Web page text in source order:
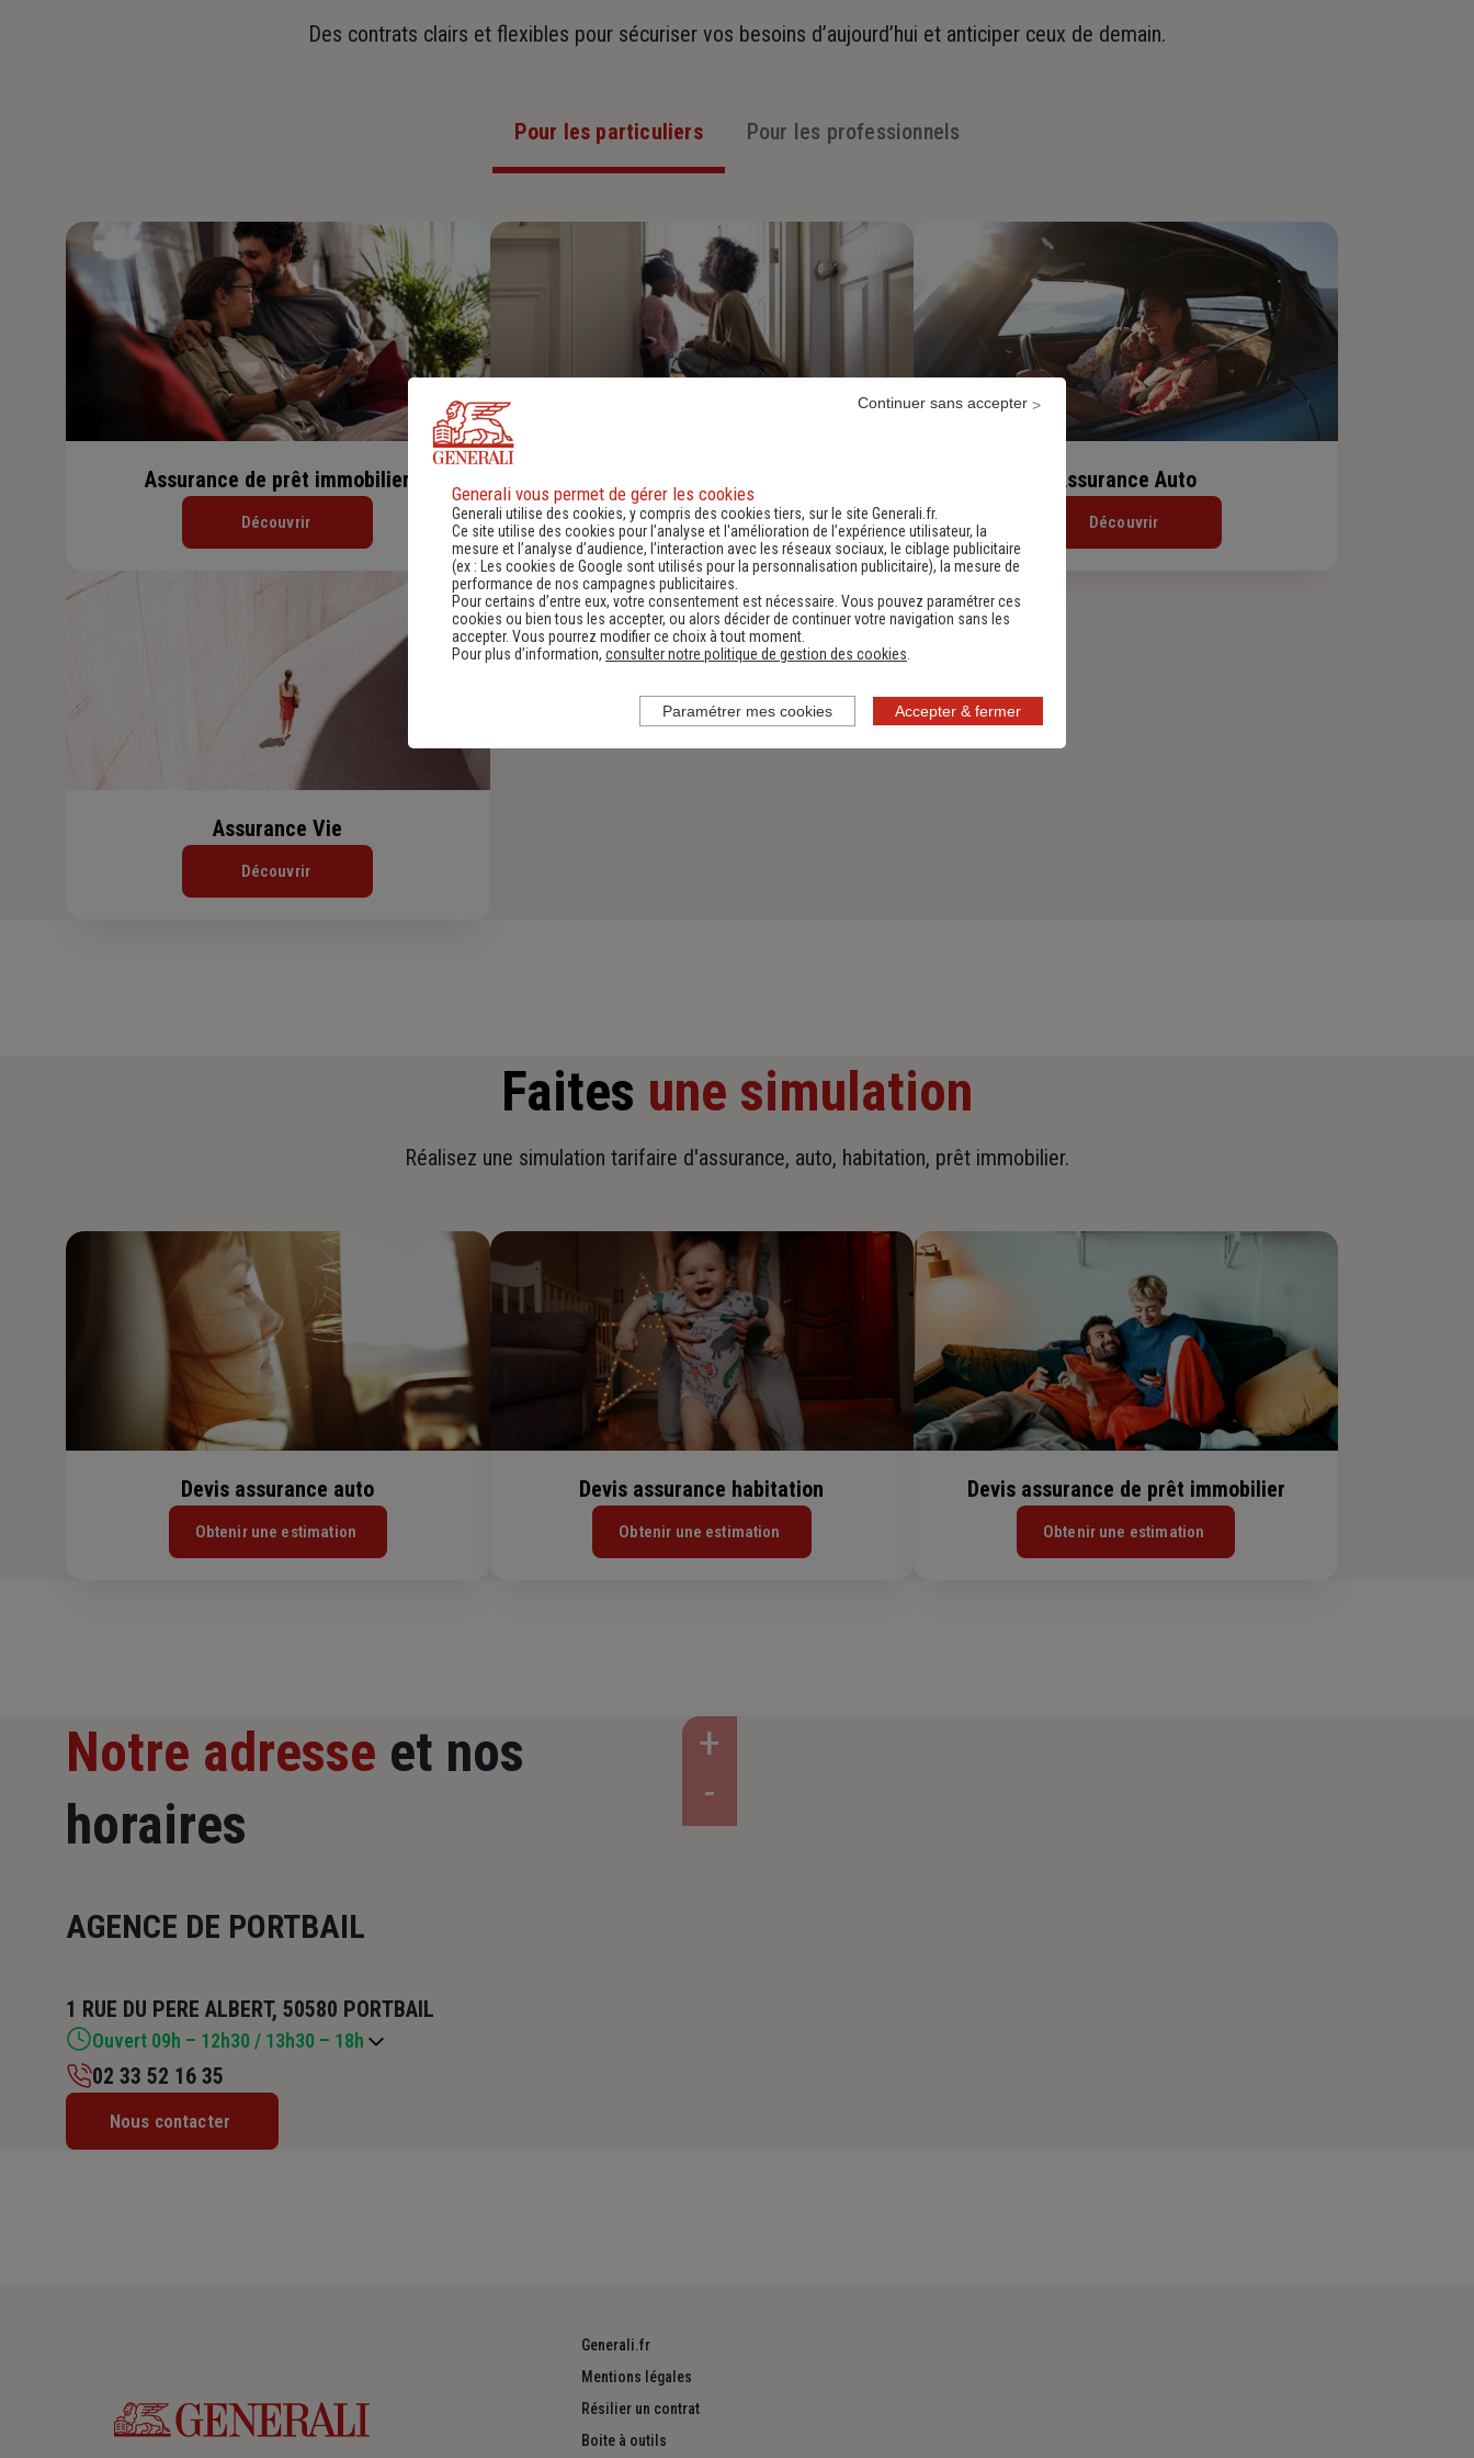
Des contrats clairs et flexibles pour sécuriser vos besoins d’aujourd’hui et anticiper ceux de demain.
Pour les particuliers Pour les professionnels
Assurance de prêt immobilier
Découvrir Découvrir
Assurance Auto
Découvrir
Assurance Vie
Découvrir
Faites une simulation
Réalisez une simulation tarifaire d'assurance, auto, habitation, prêt immobilier.
Devis assurance auto
Obtenir une estimation
Devis assurance habitation
Obtenir une estimation
Devis assurance de prêt immobilier
Obtenir une estimation
Notre adresse et nos
horaires
AGENCE DE PORTBAIL
1 RUE DU PERE ALBERT, 50580 PORTBAIL
Ouvert 09h – 12h30 / 13h30 – 18h
Mardi : 09h – 12h30 / 13h30 – 18h
02 33 52 16 35
Nous contacter
Generali.fr
Mentions légales
Résilier un contrat
Boite à outils
Generali vous permet de gérer les cookies
Generali utilise des cookies, y compris des cookies tiers, sur le site Generali.fr.
Ce site utilise des cookies pour l’analyse et l'amélioration de l’expérience utilisateur, la
mesure et l’analyse d’audience, l’interaction avec les réseaux sociaux, le ciblage publicitaire
(ex :
Les cookies de Google sont utilisés pour la personnalisation publicitaire), la mesure de
performance de nos campagnes publicitaires.
Pour certains d’entre eux, votre consentement est nécessaire. Vous pouvez paramétrer ces
cookies ou bien tous les accepter, ou alors décider de continuer votre navigation sans les
accepter. Vous pourrez modifier ce choix à tout moment.
Pour plus d’information, consulter notre politique de gestion des cookies
Accepter & fermer
Continuer sans accepter
Paramétrer mes cookies